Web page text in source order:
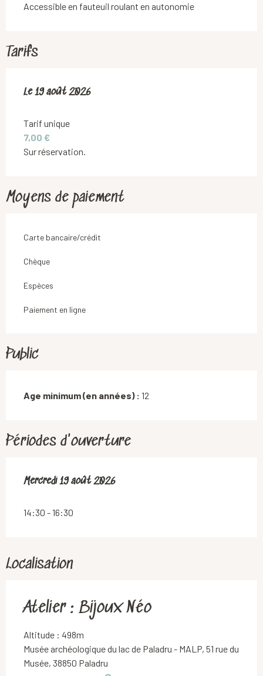
Accessible en fauteuil roulant en autonomie
Tarifs
Le19 août 2026
Le19 août 2026
Tarif unique
7,00 €
Sur réservation.
Moyens de paiement
Carte bancaire/crédit
Chèque
Espèces
Paiement en ligne
Public
Age minimum (en années) : 12
Périodes d'ouverture
Mercredi 19 août 2026
Mercredi 19 août 2026
14:30 - 16:30
Localisation
Atelier : Bijoux Néo
Altitude : 498m
Musée archéologique du lac de Paladru - MALP, 51 rue du
Musée, 38850 Paladru